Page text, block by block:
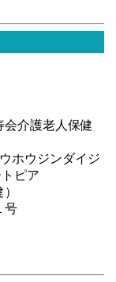
介護老人保健
ホウジンダイジ
ピア
号